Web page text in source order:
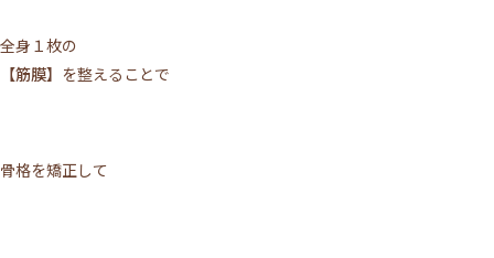
全身１枚の
【筋膜】 を整えることで
骨格を矯正して